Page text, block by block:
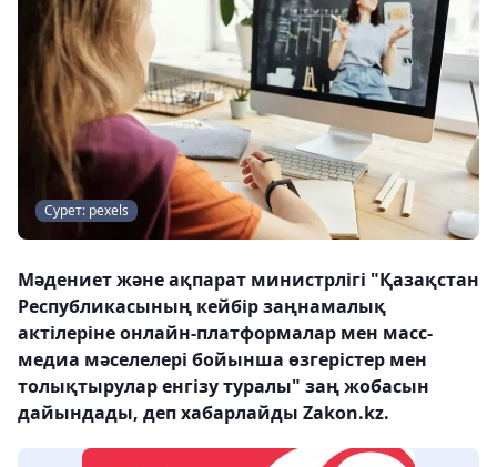
Сурет: pexels
Мәдениет және ақпарат министрлігі "Қазақстан
Республикасының кейбір заңнамалық
актілеріне онлайн-платформалар мен масс-
медиа мәселелері бойынша өзгерістер мен
толықтырулар енгізу туралы" заң жобасын
дайындады, деп хабарлайды Zakon.kz.